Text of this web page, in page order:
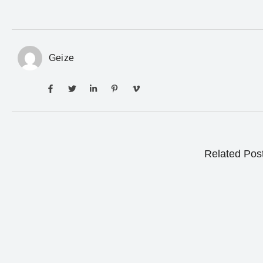
Geize
Related